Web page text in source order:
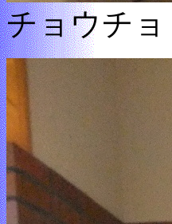
チョウチ